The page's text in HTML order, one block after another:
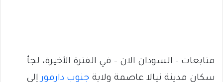
متابعات – السودان الان – في الفترة الأخيرة، لجأ
سكان مدينة نيالا عاصمة ولاية جنوب دارفورإلى